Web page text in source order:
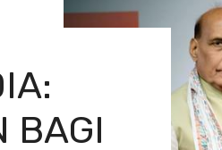
BAGI